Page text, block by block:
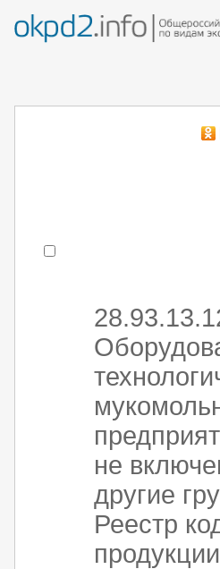
не
другие
Реестр
продукции